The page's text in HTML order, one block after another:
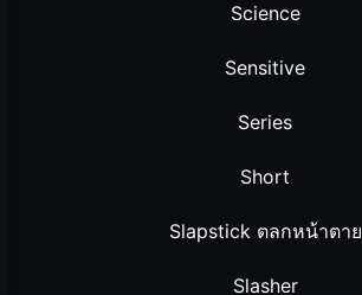
Science
Sensitive
Series
Short
Slapstick ตลกหน้าตาย
Slasher